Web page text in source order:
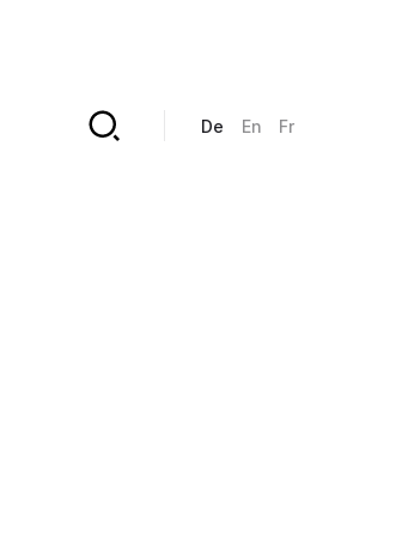
De En Fr